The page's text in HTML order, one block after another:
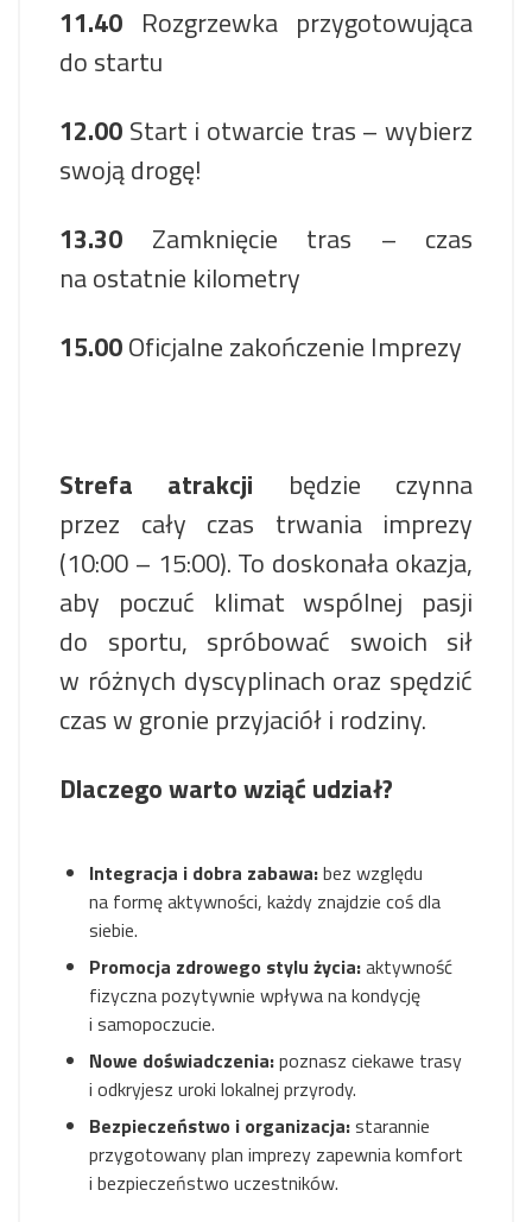
11.40 Rozgrzewka przygotowująca
do startu
12.00 Start i otwarcie tras – wybierz
swoją drogę!
13.30 Zamknięcie tras – czas
na ostatnie kilometry
15.00Oficjalne zakończenie Imprezy
Strefa atrakcji będzie czynna
przez cały czas trwania imprezy
(10:00 – 15:00). To doskonała okazja,
aby poczuć klimat wspólnej pasji
do sportu, spróbować swoich sił
w różnych dyscyplinach oraz spędzić
czas w gronie przyjaciół i rodziny.
Dlaczego warto wziąć udział?
Integracja i dobra zabawa:bez względu
na formę aktywności, każdy znajdzie coś dla
siebie.
Promocja zdrowego stylu życia:aktywność
fizyczna pozytywnie wpływa na kondycję
i samopoczucie.
Nowe doświadczenia:poznasz ciekawe trasy
i odkryjesz uroki lokalnej przyrody.
Bezpieczeństwo i organizacja:starannie
przygotowany plan imprezy zapewnia komfort
i bezpieczeństwo uczestników.